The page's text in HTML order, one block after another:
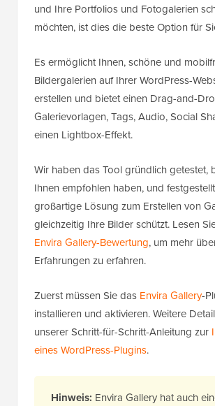
und Ihre Portfolios und Fotogalerien
möchten, ist dies die beste Option für
Es ermöglicht Ihnen, schöne und
Bildergalerien auf Ihrer WordPress-
erstellen und bietet einen Drag-and-
Galerievorlagen, Tags, Audio, Social
einen Lightbox-Effekt.
Wir haben das Tool gründlich getestet,
Ihnen empfohlen haben, und
großartige Lösung zum Erstellen von
gleichzeitig Ihre Bilder schützt. Lesen
Envira Gallery-Bewertung, um mehr
Erfahrungen zu erfahren.
Zuerst müssen Sie das Envira Gallery-
installieren und aktivieren. Weitere
unserer Schritt-für-Schritt-Anleitung zur
eines WordPress-Plugins.
Hinweis: Envira Gallery hat auch